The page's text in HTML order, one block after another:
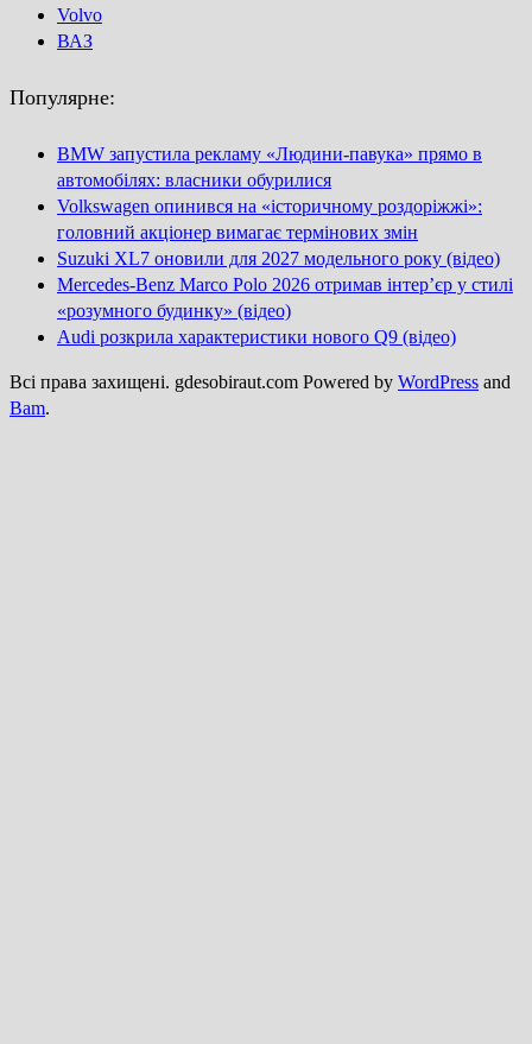
Volvo
ВАЗ
Популярне:
BMW запустила рекламу «Людини-павука» прямо в
автомобілях: власники обурилися
Volkswagen опинився на «історичному роздоріжжі»:
головний акціонер вимагає термінових змін
Suzuki XL7 оновили для 2027 модельного року (відео)
Mercedes-Benz Marco Polo 2026 отримав інтер’єр у стилі
«розумного будинку» (відео)
Audi розкрила характеристики нового Q9 (відео)
Всі права захищені. gdesobiraut.com Powered by WordPress and
Bam.